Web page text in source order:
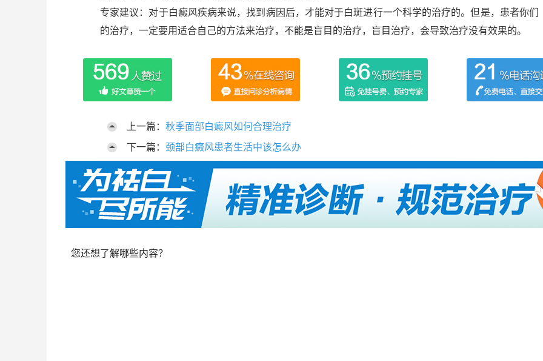
专家建议：对于白癜风疾病来说，找到病因后，才能对于白斑进行一个科学的治疗的。但是，患者你们
的治疗，一定要用适合自己的方法来治疗，不能是盲目的治疗，盲目治疗，会导致治疗没有效果的。
上一篇： 秋季面部白癜风如何合理治疗
下一篇： 颈部白癜风患者生活中该怎么办
您还想了解哪些内容？